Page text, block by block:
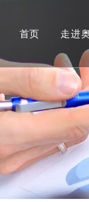
首页 走进